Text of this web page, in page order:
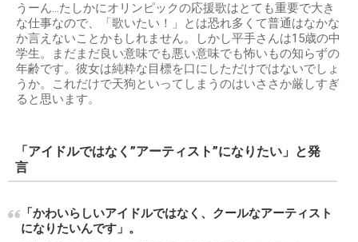
うーん…たしかにオリンピックの応援歌はとても重要で大き
な仕事なので、「歌いたい！」とは恐れ多くて普通はなかな
か言えないことかもしれません。しかし平手さんは15歳の中
学生。まだまだ良い意味でも悪い意味でも怖いもの知らずの
年齢です。彼女は純粋な目標を口にしただけではないでしょ
うか。これだけで天狗といってしまうのはいささか厳しすぎ
ると思います。
「アイドルではなく”アーティスト”になりたい」と発
言
「かわいらしいアイドルではなく、クールなアーティスト
になりたいんです」。